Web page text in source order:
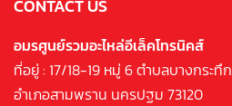
CONTACT US
อมรศูนย์รวมอะไหล่อีเล็คโทรนิคส์
ที่อยู่ : 17/18-19 หมู่ 6 ตำบลบางกระทึก
อำเภอสามพราน นครปฐม 73120